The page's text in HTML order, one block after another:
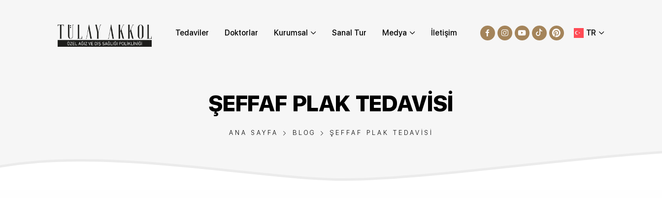
Tedaviler Doktorlar Kurumsal Sanal Tur Medya İletişim TR
ŞEFFAF PLAK TEDAVISI
ANA SAYFA BLOG ŞEFFAF PLAK TEDAVISI